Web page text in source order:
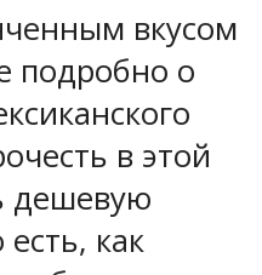
вкусом
подробно о
в этой
дешевую
как